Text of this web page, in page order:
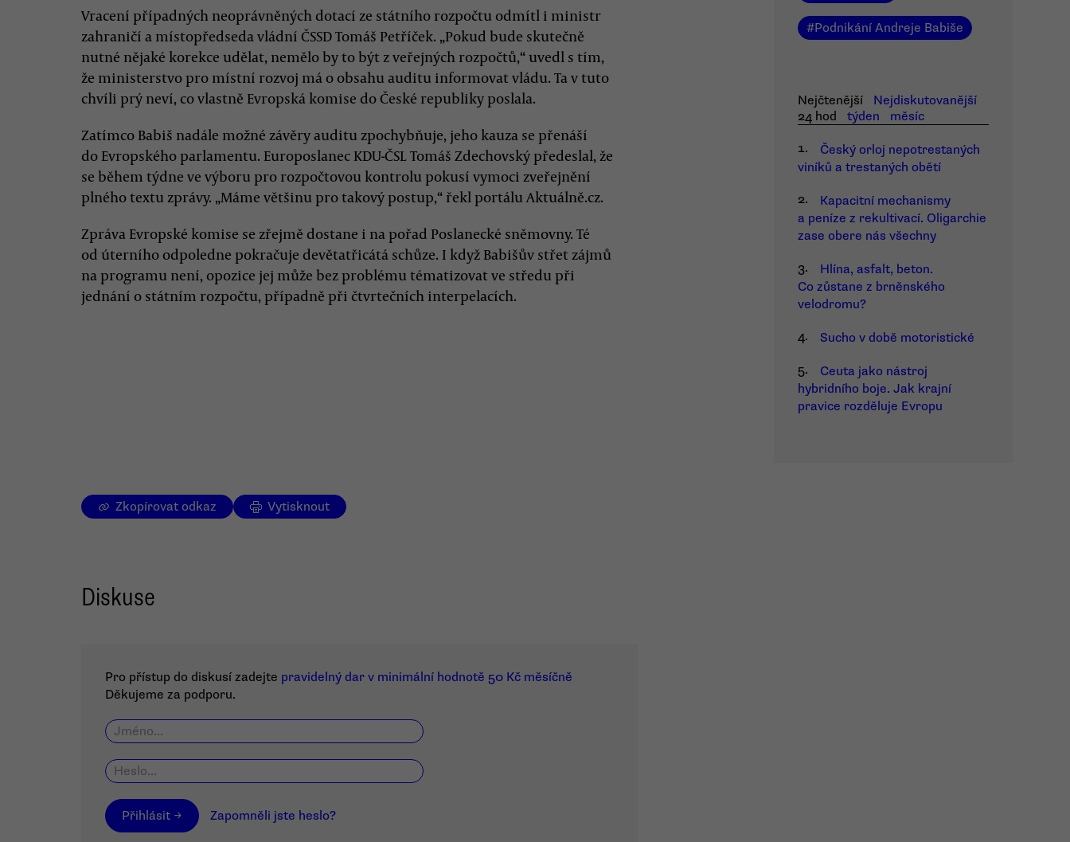
Vracení případných neoprávněných dotací ze státního rozpočtu odmítl i ministr
zahraničí a místopředseda vládní ČSSD Tomáš Petříček. „Pokud bude skutečně
nutné nějaké korekce udělat, nemělo by to být z veřejných rozpočtů,“ uvedl s tím,
že ministerstvo pro místní rozvoj má o obsahu auditu informovat vládu. Ta v tuto
chvíli prý neví, co vlastně Evropská komise do České republiky poslala.
Zatímco Babiš nadále možné závěry auditu zpochybňuje, jeho kauza se přenáší
do Evropského parlamentu. Europoslanec KDU-ČSL Tomáš Zdechovský předeslal, že
se během týdne ve výboru pro rozpočtovou kontrolu pokusí vymoci zveřejnění
plného textu zprávy. „Máme většinu pro takový postup,“ řekl portálu Aktuálně.cz.
Zpráva Evropské komise se zřejmě dostane i na pořad Poslanecké sněmovny. Té
od úterního odpoledne pokračuje devětatřicátá schůze. I když Babišův střet zájmů
na programu není, opozice jej může bez problému tématizovat ve středu při
jednání o státním rozpočtu, případně při čtvrtečních interpelacích.
#Podnikání Andreje Babiše
Nejčtenější
Nejdiskutovanější
24 hod
týden
měsíc
1.
Český orloj nepotrestaných
viníků a trestaných obětí
2.
Kapacitní mechanismy
a peníze z rekultivací. Oligarchie
zase obere nás všechny
3.
Hlína, asfalt, beton.
Co zůstane z brněnského
velodromu?
4.
Sucho v době motoristické
5.
Ceuta jako nástroj
hybridního boje. Jak krajní
pravice rozděluje Evropu
Zkopírovat odkaz Vytisknout
Diskuse
Pro přístup do diskusí zadejte pravidelný dar v minimální hodnotě 50 Kč měsíčně
Děkujeme za podporu.
Přihlásit → Zapomněli jste heslo?